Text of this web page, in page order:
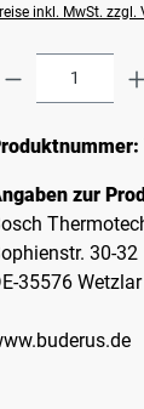
inkl. MwSt. zzgl.
Produkt
zur
30-32
35576 Wetzlar